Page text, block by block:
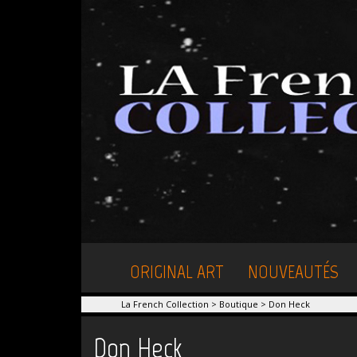
ORIGINAL ART NOUVEAUTÉS
La French Collection > Boutique > Don Heck
Don Heck